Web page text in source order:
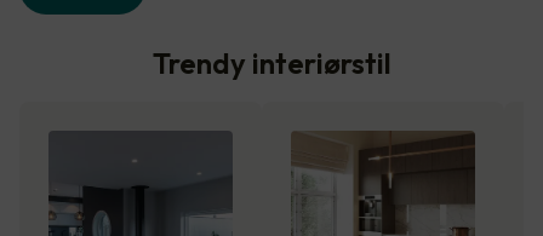
Trendy interiørstil